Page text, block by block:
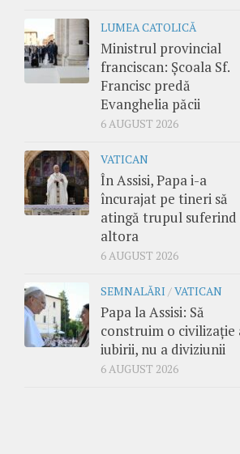
LUMEA CATOLICĂ
Ministrul provincial
franciscan: Școala Sf.
Francisc predă
Evanghelia păcii
6 AUGUST 2026
VATICAN
În Assisi, Papa i-a
încurajat pe tineri să
atingă trupul suferind
altora
6 AUGUST 2026
SEMNALĂRI /VATICAN
Papa la Assisi: Să
construim o civilizație
iubirii, nu a diviziunii
6 AUGUST 2026